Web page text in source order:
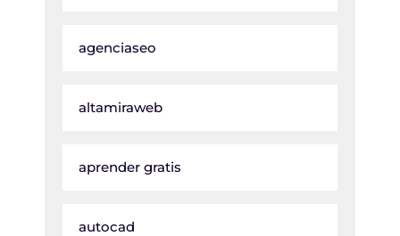
agenciaseo
altamiraweb
aprender gratis
autocad